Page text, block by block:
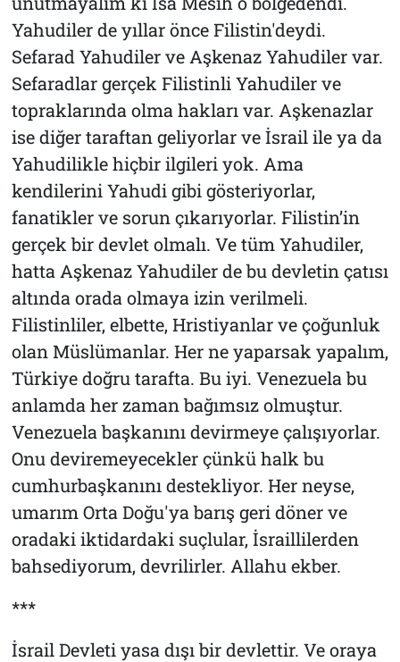
Yahudiler de yıllar önce Filistin'deydi.
Sefarad Yahudiler ve Aşkenaz Yahudiler var.
Sefaradlar gerçek Filistinli Yahudiler ve
topraklarında olma hakları var. Aşkenazlar
ise diğer taraftan geliyorlar ve İsrail ile ya da
Yahudilikle hiçbir ilgileri yok. Ama
kendilerini Yahudi gibi gösteriyorlar,
fanatikler ve sorun çıkarıyorlar. Filistin’in
gerçek bir devlet olmalı. Ve tüm Yahudiler,
hatta Aşkenaz Yahudiler de bu devletin çatısı
altında orada olmaya izin verilmeli.
Filistinliler, elbette, Hristiyanlar ve çoğunluk
olan Müslümanlar. Her ne yaparsak yapalım,
Türkiye doğru tarafta. Bu iyi. Venezuela bu
anlamda her zaman bağımsız olmuştur.
Venezuela başkanını devirmeye çalışıyorlar.
Onu deviremeyecekler çünkü halk bu
cumhurbaşkanını destekliyor. Her neyse,
umarım Orta Doğu'ya barış geri döner ve
oradaki iktidardaki suçlular, İsraillilerden
bahsediyorum, devrilirler. Allahu ekber.
***
İsrail Devleti yasa dışı bir devlettir. Ve oraya